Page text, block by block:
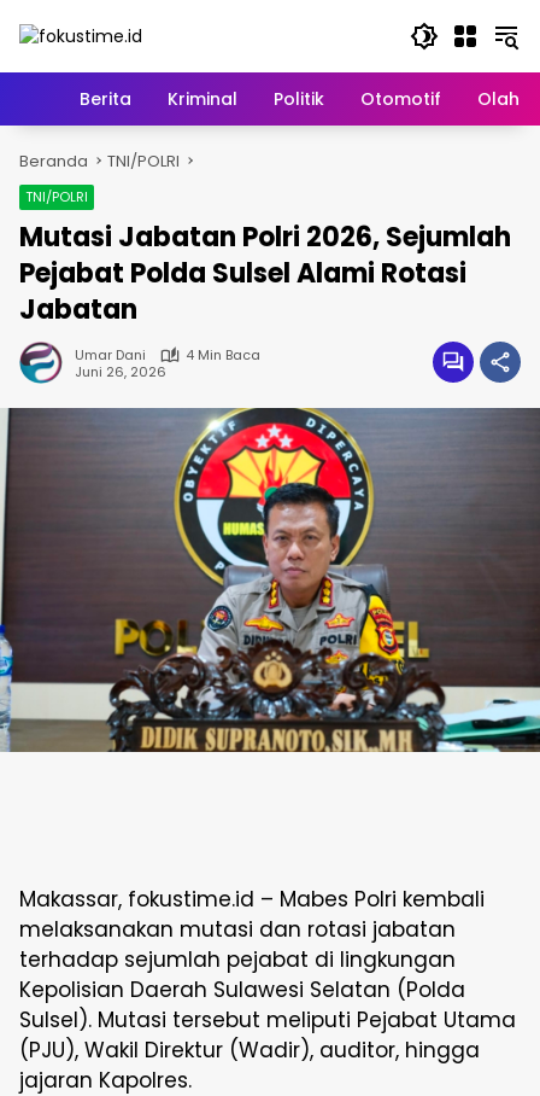
HomeBerita Kriminal Politik Otomotif
Beranda TNI/POLRI
TNI/POLRI
Mutasi Jabatan Polri 2026, Sejumlah
Pejabat Polda Sulsel Alami Rotasi
Jabatan
Umar Dani
4 Min Baca
Juni 26, 2026
Makassar, fokustime.id – Mabes Polri kembali
melaksanakan mutasi dan rotasi jabatan
terhadap sejumlah pejabat di lingkungan
Kepolisian Daerah Sulawesi Selatan (Polda
Sulsel). Mutasi tersebut meliputi Pejabat Utama
(PJU), Wakil Direktur (Wadir), auditor, hingga
jajaran Kapolres.